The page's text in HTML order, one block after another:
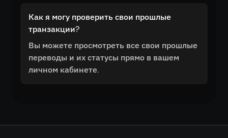
Как я могу проверить свои прошлые
транзакции?
Вы можете просмотреть все свои прошлые
переводы и их статусы прямо в вашем
личном кабинете.